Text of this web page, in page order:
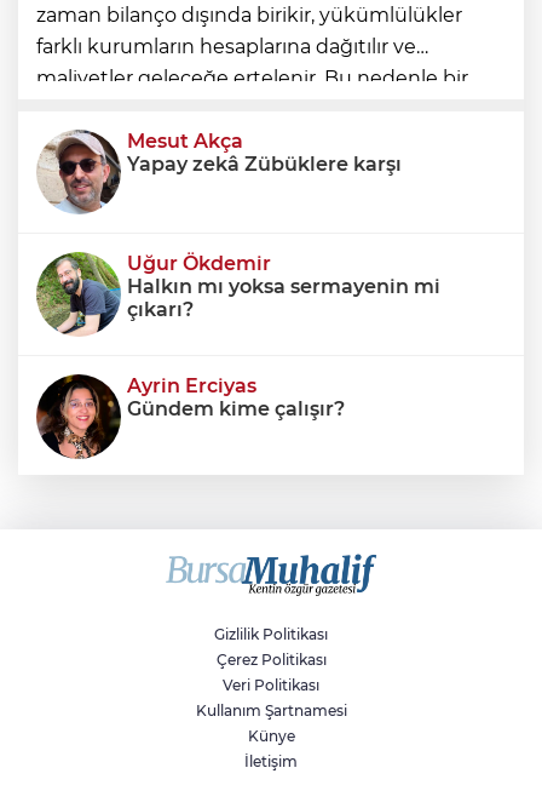
zaman bilanço dışında birikir, yükümlülükler
farklı kurumların hesaplarına dağıtılır ve
maliyetler geleceğe ertelenir. Bu nedenle bir
yalnızca bütçe açığına veya resmi borç stok
Mesut Akça
Yapay zekâ Zübüklere karşı
Uğur Ökdemir
Halkın mı yoksa sermayenin mi
çıkarı?
Ayrin Erciyas
Gündem kime çalışır?
Savaşların gölgesinde engellilik,
doğa ve kaybedilen gelecek
Gizlilik Politikası
Çerez Politikası
Veri Politikası
Kullanım Şartnamesi
Künye
İletişim